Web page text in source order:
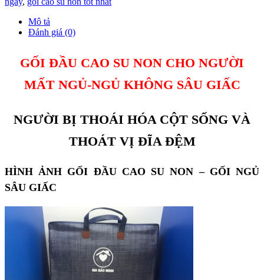
Mô tả
Đánh giá (0)
GỐI ĐẦU CAO SU NON CHO NGƯỜI
MẤT NGỦ-NGỦ KHÔNG SÂU GIẤC
NGƯỜI BỊ THOÁI HÓA CỘT SỐNG VÀ
THOÁT VỊ ĐĨA ĐỆM
HÌNH ẢNH GỐI ĐẦU CAO SU NON – GỐI NGỦ
SÂU GIẤC